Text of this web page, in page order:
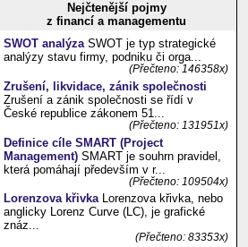
Nejčtenější pojmy
z financí a managementu
SWOT analýzaSWOT je typ strategické
analýzy stavu firmy, podniku či orga...
(Přečteno: 146358x)
Zrušení, likvidace, zánik společnosti
Zrušení a zánik společnosti se řídí v
České republice zákonem 51...
(Přečteno: 131951x)
Definice cíle SMART (Project
Management)SMART je souhrn pravidel,
která pomáhají především v r...
(Přečteno: 109504x)
Lorenzova křivkaLorenzova křivka, nebo
anglicky Lorenz Curve (LC), je grafické
znáz...
(Přečteno: 83353x)